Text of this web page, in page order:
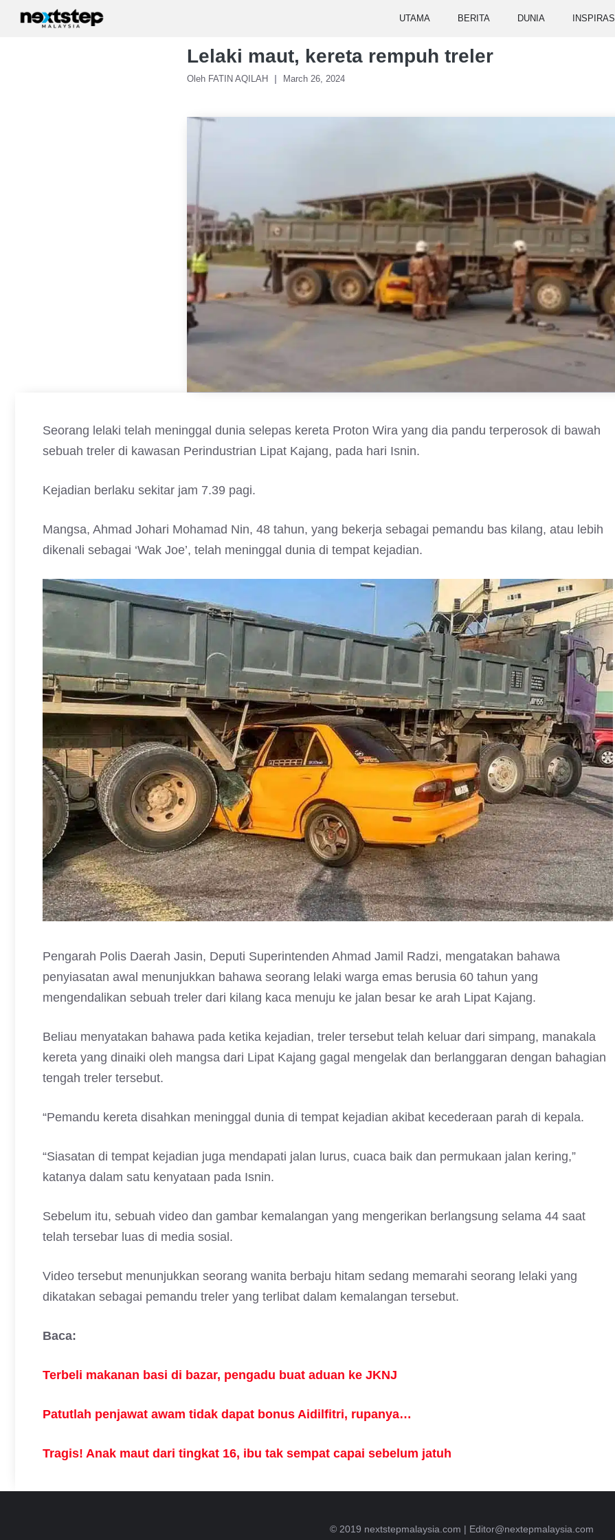
Skip
UTAMA BERITA DUNIA INSPIRASI
Lelaki maut, kereta rempuh treler
Oleh FATIN AQILAH March 26, 2024
Seorang lelaki telah meninggal dunia selepas kereta Proton Wira yang dia pandu terperosok di bawah
sebuah treler di kawasan Perindustrian Lipat Kajang, pada hari Isnin.
Kejadian berlaku sekitar jam 7.39 pagi.
Mangsa, Ahmad Johari Mohamad Nin, 48 tahun, yang bekerja sebagai pemandu bas kilang, atau lebih
dikenali sebagai ‘Wak Joe’, telah meninggal dunia di tempat kejadian.
Pengarah Polis Daerah Jasin, Deputi Superintenden Ahmad Jamil Radzi, mengatakan bahawa
penyiasatan awal menunjukkan bahawa seorang lelaki warga emas berusia 60 tahun yang
mengendalikan sebuah treler dari kilang kaca menuju ke jalan besar ke arah Lipat Kajang.
Beliau menyatakan bahawa pada ketika kejadian, treler tersebut telah keluar dari simpang, manakala
kereta yang dinaiki oleh mangsa dari Lipat Kajang gagal mengelak dan berlanggaran dengan bahagian
tengah treler tersebut.
“Pemandu kereta disahkan meninggal dunia di tempat kejadian akibat kecederaan parah di kepala.
“Siasatan di tempat kejadian juga mendapati jalan lurus, cuaca baik dan permukaan jalan kering,”
katanya dalam satu kenyataan pada Isnin.
Sebelum itu, sebuah video dan gambar kemalangan yang mengerikan berlangsung selama 44 saat
telah tersebar luas di media sosial.
Video tersebut menunjukkan seorang wanita berbaju hitam sedang memarahi seorang lelaki yang
dikatakan sebagai pemandu treler yang terlibat dalam kemalangan tersebut.
Baca:
Terbeli makanan basi di bazar, pengadu buat aduan ke JKNJ
Patutlah penjawat awam tidak dapat bonus Aidilfitri, rupanya…
Tragis! Anak maut dari tingkat 16, ibu tak sempat capai sebelum jatuh
© 2019 nextstepmalaysia.com | Editor@nextepmalaysia.com